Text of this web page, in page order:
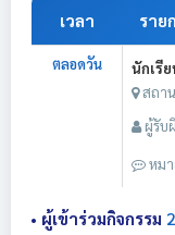
เวลา ราย
ตลอดวัน
นักเรี
สถาน
ผู้รับ
หม
• ผู้เข้าร่วมกิจกรรม